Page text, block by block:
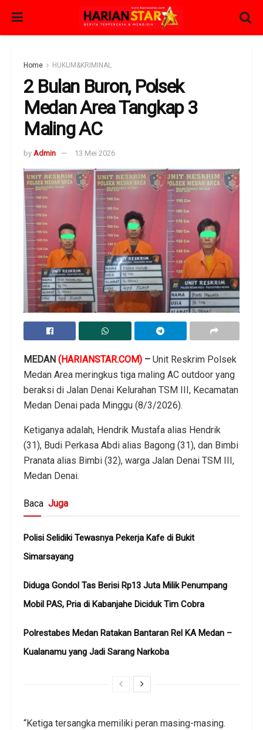
Home HUKUM&KRIMINAL
2 Bulan Buron, Polsek
Medan Area Tangkap 3
Maling AC
by Admin 13 Mei 2026
MEDAN (HARIANSTAR.COM) – Unit Reskrim Polsek
Medan Area meringkus tiga maling AC outdoor yang
beraksi di Jalan Denai Kelurahan TSM III, Kecamatan
Medan Denai pada Minggu (8/3/2026).
Ketiganya adalah, Hendrik Mustafa alias Hendrik
(31), Budi Perkasa Abdi alias Bagong (31), dan Bimbi
Pranata alias Bimbi (32), warga Jalan Denai TSM III,
Medan Denai.
Baca Juga
Polisi Selidiki Tewasnya Pekerja Kafe di Bukit
Simarsayang
Diduga Gondol Tas Berisi Rp13 Juta Milik Penumpang
Mobil PAS, Pria di Kabanjahe Diciduk Tim Cobra
Polrestabes Medan Ratakan Bantaran Rel KA Medan –
Kualanamu yang Jadi Sarang Narkoba
“Ketiga tersangka memiliki peran masing-masing.